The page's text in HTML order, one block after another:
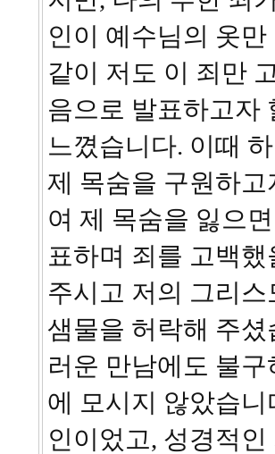
인이 예수님의 옷
같이 저도 이 죄만
음으로 발표하고자
느꼈습니다. 이때
제 목숨을 구원하
여 제 목숨을 잃으
표하며 죄를 고백
주시고 저의 그리
샘물을 허락해 주
러운 만남에도 불
에 모시지 않았습
인이었고, 성경적